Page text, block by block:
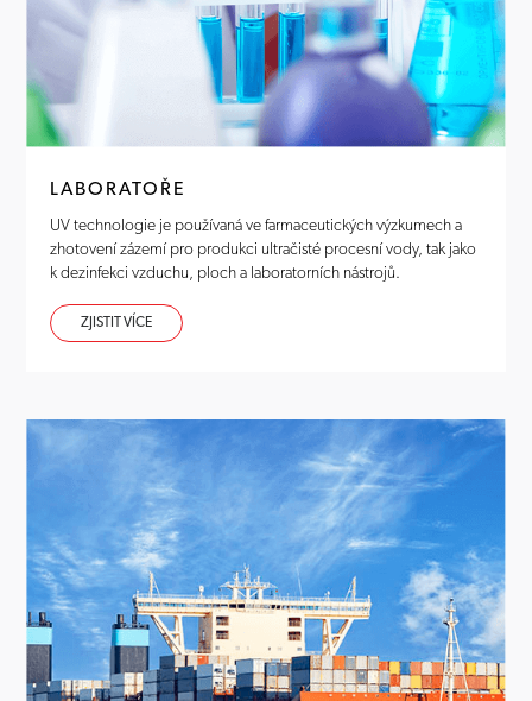
LABORATOŘE
UV technologie je používaná ve farmaceutických výzkumech a
zhotovení zázemí pro produkci ultračisté procesní vody, tak jako
k dezinfekci vzduchu, ploch a laboratorních nástrojů.
ZJISTIT VÍCE